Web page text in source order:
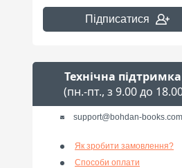
Підписатися
Технічна підтримка
(пн.-пт., з 9.00 до
support@bohdan-books.com
Як зробити замовлення?
Способи оплати